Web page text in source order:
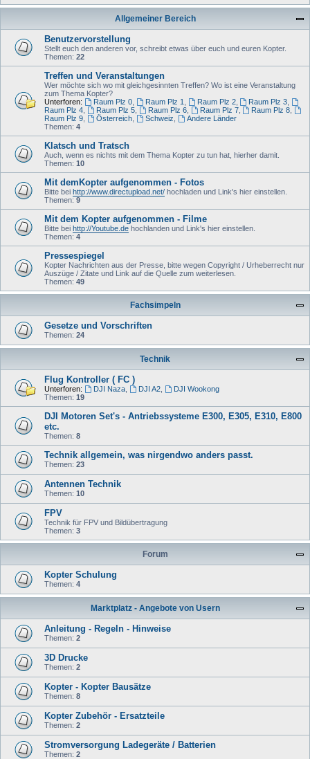
Allgemeiner Bereich
Benutzervorstellung
Stellt euch den anderen vor, schreibt etwas über euch und euren Kopter.
Themen: 22
Treffen und Veranstaltungen
Wer möchte sich wo mit gleichgesinnten Treffen? Wo ist eine Veranstaltung
zum Thema Kopter?
Unterforen:
Raum Plz 0, Raum Plz 1 Raum Plz 2, Raum Plz 3
Raum Plz 4
Raum Plz 5, Raum Plz 6, Raum Plz 7, Raum Plz 8
Raum Plz 9
Österreich, Schweiz
Andere Länder
Themen: 4
Klatsch und Tratsch
Auch, wenn es nichts mit dem Thema Kopter zu tun hat, hierher damit.
Themen: 10
Mit demKopter aufgenommen - Fotos
Bitte bei http://www.directupload.net/ hochladen und Link's hier einstellen.
Themen: 9
Mit dem Kopter aufgenommen - Filme
Bitte bei http://Youtube.de hochlanden und Link's hier einstellen.
Themen: 4
Pressespiegel
Kopter Nachrichten aus der Presse, bitte wegen Copyright / Urheberrecht nur
Auszüge / Zitate und Link auf die Quelle zum weiterlesen.
Themen: 49
Fachsimpeln
Gesetze und Vorschriften
Themen: 24
Technik
Flug Kontroller ( FC )
Unterforen: DJI Naza, DJI A2,
DJI Wookong
Themen: 19
DJI Motoren Set's - Antriebssysteme E300, E305, E310, E800
etc.
Themen: 8
Technik allgemein, was nirgendwo anders passt.
Themen: 23
Antennen Technik
Themen: 10
FPV
Technik für FPV und Bildübertragung
Themen: 3
Forum
Kopter Schulung
Themen: 4
Marktplatz - Angebote von Usern
Anleitung - Regeln - Hinweise
Themen: 2
3D Drucke
Themen: 2
Kopter - Kopter Bausätze
Themen: 8
Kopter Zubehör - Ersatzteile
Themen: 2
Stromversorgung Ladegeräte / Batterien
Themen: 2